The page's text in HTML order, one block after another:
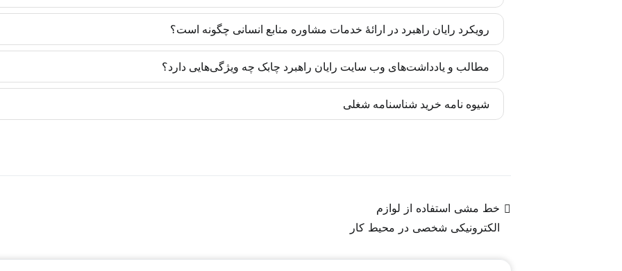
کارگاه‌های رایان راهبرد بر اساس مدل‌ها و روش‌های روز دنیا و با رویکرد ایجاد مهارت تخصصی تدارک دیده شده‌اند و
تضمین شده است. این مهارت‌ها برای مدیران و متخصصان منابع انسانی یک مزیت رقابتی ایجاد می‌کنند تا در موقعیت‌های
رویکرد رایان راهبرد در ارائۀ خدمات مشاوره منابع انسانی چگونه است؟
رایان راهبرد تأکید زیادی به درونی‌سازی متدهای به کار گرفته‌شده در سازمان‌ها دارد. به طوری که تمامی پروژه‌های
انسانی سازمان آغاز می‌شوند. بدین ترتیب اجرا با آگاهی از دورنما و تسلط بر تکنیک همراه خواهد بود. سازمان نیز در
به‌روز‌رسانی‌ها را متناسب با تغییرات پیش برد.
مطالب و یادداشت‌های وب سایت رایان راهبرد چابک چه ویژگی‌هایی دارد؟
کادر تحریریه رایان راهبرد چابک متشکل از متخصصان منابع انسانی با تسلط بر روزنامه‌نگاری است و متفاوت با
شبکه‌های اجتماعی، به کیفیت محتوا وفادارند. مطالب و یادداشت‌هایی که در وب سایت منتشر می‌شوند، عمدتاً محتوای
شیوه نامه خرید شناسنامه شغلی
خط مشی استفاده از لوازم
الکترونیکی شخصی در محیط کار